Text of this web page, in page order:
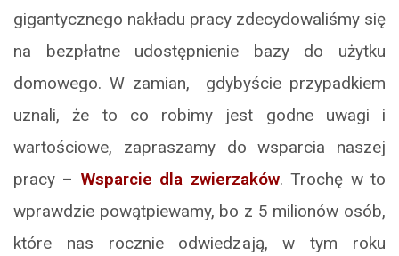
gigantycznego nakładu pracy zdecydowaliśmy się
na bezpłatne udostępnienie bazy do użytku
domowego. W zamian, gdybyście przypadkiem
uznali, że to co robimy jest godne uwagi i
wartościowe, zapraszamy do wsparcia naszej
pracy – Wsparcie dla zwierzaków. Trochę w to
wprawdzie powątpiewamy, bo z 5 milionów osób,
które nas rocznie odwiedzają, w tym roku